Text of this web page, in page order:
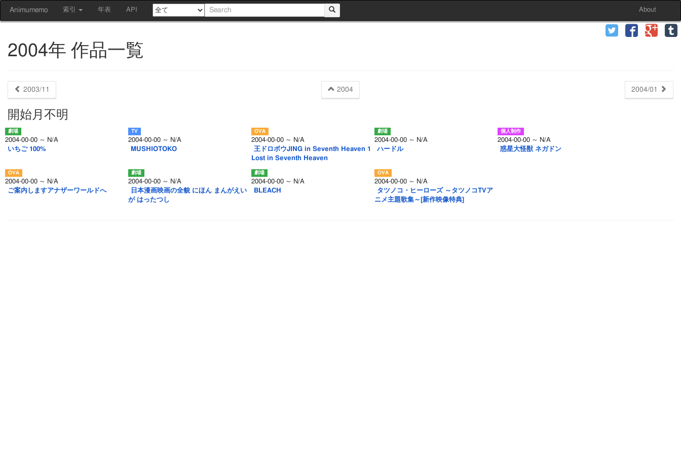
Animumemo 索引 年表 API About
2004年 作品一覧
2003/11 2004 2004/01
開始月不明
2004-00-00 ～ N/A
いちご 100%
2004-00-00 ～ N/A
MUSHIOTOKO
2004-00-00 ～ N/A
王ドロボウJING in Seventh Heaven 1
Lost in Seventh Heaven
2004-00-00 ～ N/A
ハードル
2004-00-00 ～ N/A
惑星大怪獣 ネガドン
2004-00-00 ～ N/A
ご案内しますアナザーワールドへ
2004-00-00 ～ N/A
日本漫画映画の全貌 にほん まんがえい
が はったつし
2004-00-00 ～ N/A
BLEACH
2004-00-00 ～ N/A
タツノコ・ヒーローズ ～タツノコTVア
ニメ主題歌集～[新作映像特典]